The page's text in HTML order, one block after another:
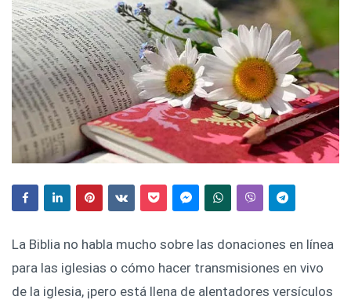
La Biblia no habla mucho sobre las donaciones en línea
para las iglesias o cómo hacer transmisiones en vivo
de la iglesia, ¡pero está llena de alentadores versículos